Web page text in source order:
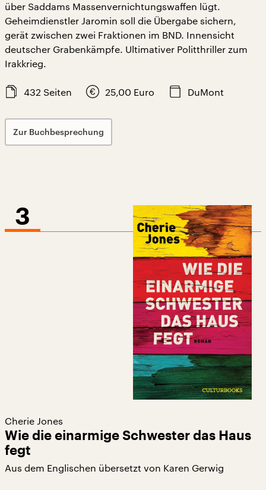
über Saddams Massenvernichtungswaffen lügt.
Geheimdienstler Jaromin soll die Übergabe sichern,
gerät zwischen zwei Fraktionen im BND. Innensicht
deutscher Grabenkämpfe. Ultimativer Politthriller zum
Irakkrieg.
432 Seiten 25,00 Euro DuMont
Zur Buchbesprechung
3
Cherie Jones
Wie die einarmige Schwester das Haus
fegt
Aus dem Englischen übersetzt von Karen Gerwig